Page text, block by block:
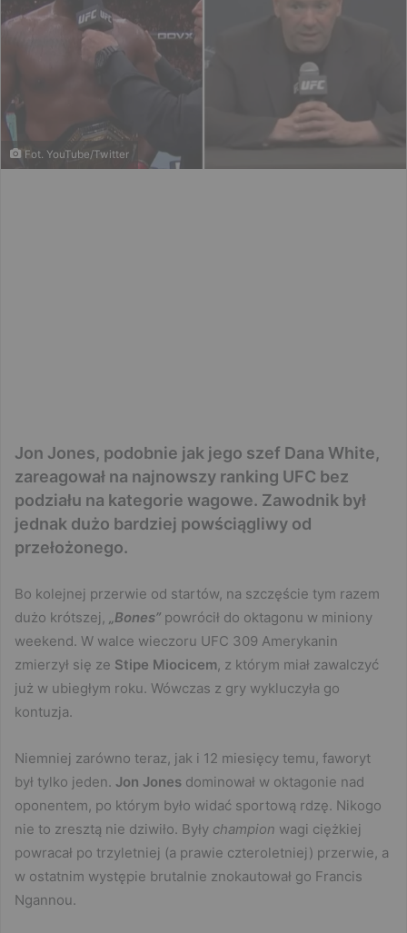
Fot. YouTube/Twitter
Jon Jones, podobnie jak jego szef Dana White,
zareagował na najnowszy ranking UFC bez
podziału na kategorie wagowe. Zawodnik był
jednak dużo bardziej powściągliwy od
przełożonego.
Bo kolejnej przerwie od startów, na szczęście tym razem
dużo krótszej,
„Bones” powrócił do oktagonu w miniony
weekend. W walce wieczoru UFC 309 Amerykanin
zmierzył się ze Stipe Miocicem, z którym miał zawalczyć
już w ubiegłym roku. Wówczas z gry wykluczyła go
kontuzja.
Niemniej zarówno teraz, jak i 12 miesięcy temu, faworyt
był tylko jeden. Jon Jones dominował w oktagonie nad
oponentem, po którym było widać sportową rdzę. Nikogo
nie to zresztą nie dziwiło. Były champion wagi ciężkiej
powracał po trzyletniej (a prawie czteroletniej) przerwie, a
w ostatnim występie brutalnie znokautował go Francis
Ngannou.